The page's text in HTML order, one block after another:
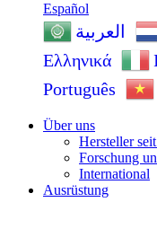
Español
العربية
Ελληνικά
Português
Über uns
Hersteller
Forschung
International
Ausrüstung